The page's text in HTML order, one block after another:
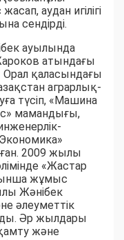
аудан игілігі
сендірді.
ауылында
атындағы
Орал қаласындағы
аграрлық-
түсіп, «Машина
мамандығы,
2009 жылы
«Жастар
жұмыс
Жәнібек
әлеуметтік
Әр жылдары
және